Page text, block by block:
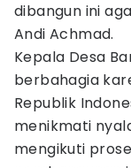
dibangun ini
Andi Achmad.
Kepala Desa
berbahagia
Republik
menikmati
mengikuti